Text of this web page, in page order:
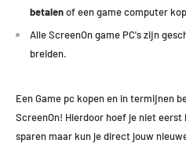
betalenof een game computer
Alle ScreenOn game PC's zijn
breiden.
Een Game pc kopen en in termijnen
ScreenOn! Hierdoor hoef je niet
sparen maar kun je direct jouw